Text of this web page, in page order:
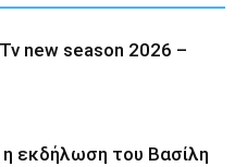
new season 2026 –
εκδήλωση του Βασίλη